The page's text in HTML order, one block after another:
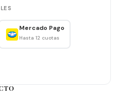
una garantía
producto puedes leer
para más
Mercado Pago
Hasta 12 cuotas